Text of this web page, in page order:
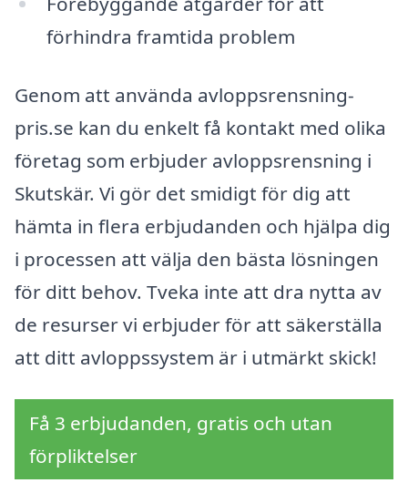
förhindra framtida problem
Genom att använda avloppsrensning-
pris.se kan du enkelt få kontakt med olika
företag som erbjuder avloppsrensning i
Skutskär. Vi gör det smidigt för dig att
hämta in flera erbjudanden och hjälpa dig
i processen att välja den bästa lösningen
för ditt behov. Tveka inte att dra nytta av
de resurser vi erbjuder för att säkerställa
att ditt avloppssystem är i utmärkt skick!
Få 3 erbjudanden, gratis och utan
förpliktelser